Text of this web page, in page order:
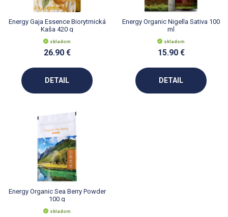
Energy Gaja Essence Biorytmická
Kaša 420 g
skladom
26.90 €
DETAIL
Energy Organic Nigella Sativa 100
ml
skladom
15.90 €
DETAIL
Energy Organic Sea Berry Powder
100 g
skladom